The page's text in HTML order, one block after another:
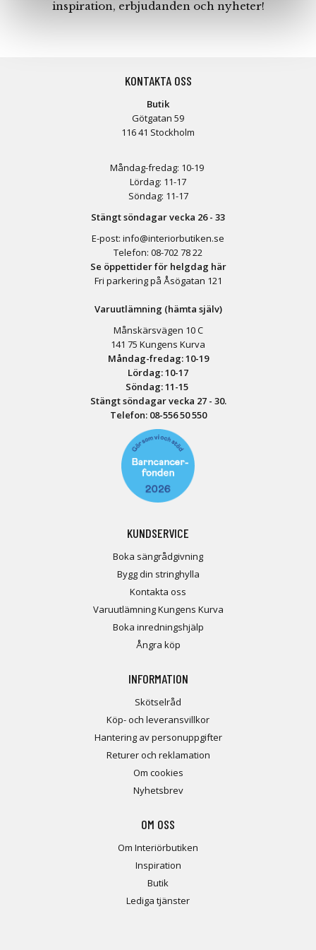
inspiration, erbjudanden och nyheter!
KONTAKTA OSS
Butik
Götgatan 59
116 41 Stockholm
Måndag-fredag: 10-19
Lördag: 11-17
Söndag: 11-17
Stängt söndagar vecka 26 - 33
E-post: info@interiorbutiken.se
Telefon: 08-702 78 22
Se öppettider för helgdag här
Fri parkering på Åsögatan 121
Varuutlämning (hämta själv)
Månskärsvägen 10 C
141 75 Kungens Kurva
Måndag-fredag: 10-19
Lördag: 10-17
Söndag: 11-15
Stängt söndagar vecka 27 - 30.
Telefon: 08-556 50 550
KUNDSERVICE
Boka sängrådgivning
Bygg din stringhylla
Kontakta oss
Varuutlämning Kungens Kurva
Boka inredningshjälp
Ångra köp
INFORMATION
Skötselråd
Köp- och leveransvillkor
Hantering av personuppgifter
Returer och reklamation
Om cookies
Nyhetsbrev
OM OSS
Om Interiörbutiken
Inspiration
Butik
Lediga tjänster